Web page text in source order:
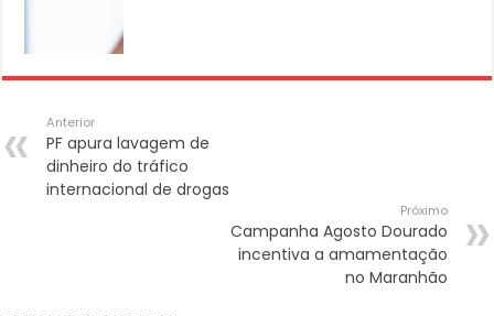
Anterior
PF apura lavagem de
dinheiro do tráfico
internacional de drogas
Próximo
Campanha Agosto Dourado
incentiva a amamentação
no Maranhão